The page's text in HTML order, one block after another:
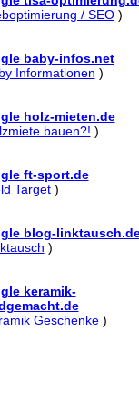
/ SEO)
baby-infos.net
Informationen )
holz-mieten.de
bauen?! )
ft-sport.de
Target)
blog-
)
keramik-
Geschenke)